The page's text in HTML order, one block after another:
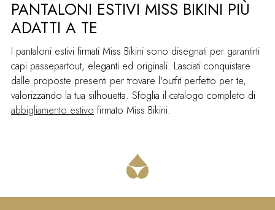
PANTALONI ESTIVI MISS BIKINI PIÙ
ADATTI A TE
I pantaloni estivi firmati Miss Bikini sono disegnati per garantirti
capi passepartout, eleganti ed originali. Lasciati conquistare
dalle proposte presenti per trovare l'outfit perfetto per te,
valorizzando la tua silhouetta. Sfoglia il catalogo completo di
abbigliamento estivo firmato Miss Bikini.